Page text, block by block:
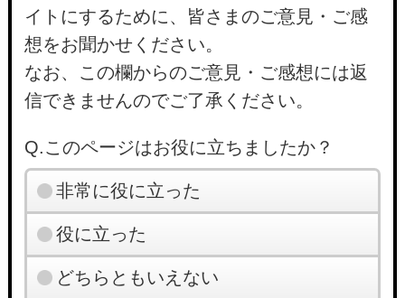
イトにするために、皆さまのご意見・ご感
想をお聞かせください。
なお、この欄からのご意見・ご感想には返
信できませんのでご了承ください。
Q.このページはお役に立ちましたか？
非常に役に立った
役に立った
どちらともいえない